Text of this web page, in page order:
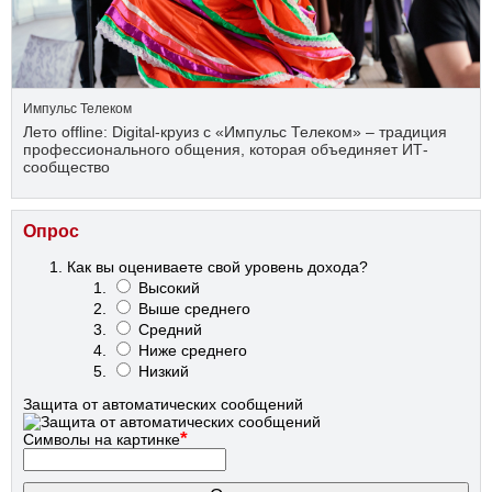
Импульс Телеком
Лето offline: Digital-круиз с «Импульс Телеком» – традиция
профессионального общения, которая объединяет ИТ-
сообщество
Опрос
Как вы оцениваете свой уровень дохода?
Высокий
Выше среднего
Средний
Ниже среднего
Низкий
Защита от автоматических сообщений
Символы на картинке*